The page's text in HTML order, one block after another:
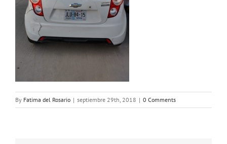
By Fatima del Rosario | septiembre 29th, 2018 | 0 Comments